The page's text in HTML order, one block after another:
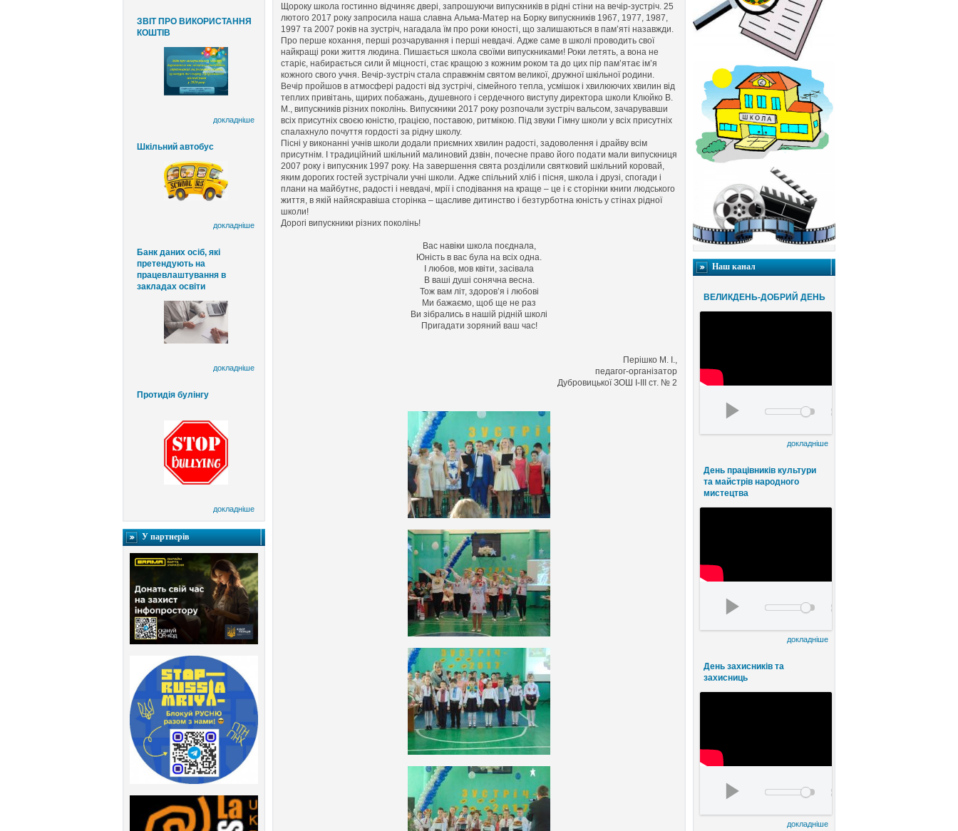
ЗВІТ ПРО ВИКОРИСТАННЯ
КОШТІВ
докладніше
Шкільний автобус
докладніше
Банк даних осіб, які
претендують на
працевлаштування в
закладах освіти
докладніше
Протидія булінгу
докладніше
У партнерів
Наш канал
ВЕЛИКДЕНЬ-ДОБРИЙ ДЕНЬ
докладніше
День працівників культури
та майстрів народного
мистецтва
докладніше
День захисників та
захисниць
докладніше
Щороку школа гостинно відчиняє двері, запрошуючи випускників в рідні стіни на вечір-зустріч. 25
лютого 2017 року запросила наша славна Альма-Матер на Борку випускників 1967, 1977, 1987,
1997 та 2007 років на зустріч, нагадала їм про роки юності, що залишаються в пам’яті назавжди.
Про перше кохання, перші розчарування і перші невдачі. Адже саме в школі проводить свої
найкращі роки життя людина. Пишається школа своїми випускниками! Роки летять, а вона не
старіє, набирається сили й міцності, стає кращою з кожним роком та до цих пір пам’ятає ім’я
кожного свого учня. Вечір-зустріч стала справжнім святом великої, дружної шкільної родини.
Вечір пройшов в атмосфері радості від зустрічі, сімейного тепла, усмішок і хвилюючих хвилин від
теплих привітань, щирих побажань, душевного і сердечного виступу директора школи Клюйко В.
М., випускників різних поколінь. Випускники 2017 року розпочали зустріч вальсом, зачарувавши
всіх присутніх своєю юністю, грацією, поставою, ритмікою. Під звуки Гімну школи у всіх присутніх
спалахнуло почуття гордості за рідну школу.
Пісні у виконанні учнів школи додали приємних хвилин радості, задоволення і драйву всім
присутнім. І традиційний шкільний малиновий дзвін, почесне право його подати мали випускниця
2007 року і випускник 1997 року. На завершення свята розділили святковий шкільний коровай,
яким дорогих гостей зустрічали учні школи. Адже спільний хліб і пісня, школа і друзі, спогади і
плани на майбутнє, радості і невдачі, мрії і сподівання на краще – це і є сторінки книги людського
життя, в якій найяскравіша сторінка – щасливе дитинство і безтурботна юність у стінах рідної
школи!
Дорогі випускники різних поколінь!
Вас навіки школа поєднала,
Юність в вас була на всіх одна.
І любов, мов квіти, засівала
В ваші душі сонячна весна.
Тож вам літ, здоров’я і любові
Ми бажаємо, щоб ще не раз
Ви зібрались в нашій рідній школі
Пригадати зоряний ваш час!
Перішко М. І.,
педагог-організатор
Дубровицької ЗОШ І-ІІІ ст. № 2